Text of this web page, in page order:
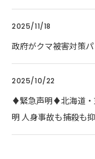
2025/11/18
政府がクマ被害対策
2025/10/22
♦️緊急声明♦️北海道・
明 人身事故も捕殺も